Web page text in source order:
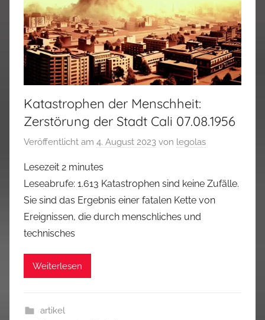
Katastrophen der Menschheit:
Zerstörung der Stadt Cali 07.08.1956
Veröffentlicht am 4. August 2023 von legolas
Lesezeit 2 minutes
Leseabrufe: 1.613 Katastrophen sind keine Zufälle.
Sie sind das Ergebnis einer fatalen Kette von
Ereignissen, die durch menschliches und
technisches
Weiterlesen
artikel